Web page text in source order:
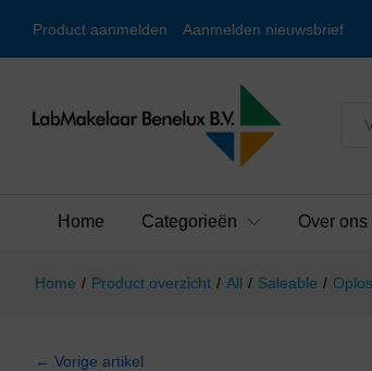
Product aanmelden Aanmelden nieuwsbrief
Home Categorieën Over ons
Home / Product overzicht / All / Saleable /
← Vorige artikel